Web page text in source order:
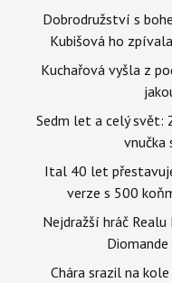
Dobrodružství s
Kubišová ho
Kuchařová vyšla z
Sedm let a celý svět:
vnučka
Ital 40 let
verze s 500
Nejdražší hráč
Chára srazil na